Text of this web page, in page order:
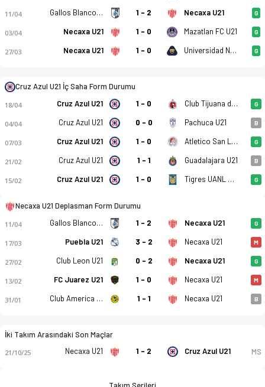
Cruz Azul U21 - Necaxa U21 3-1 bitti. Gol anları, kadro,
11/04 Gallos Blancos de Queretaro U21 1 - 2 Necaxa U21 G
03/04 Necaxa U21 1 - 0 Mazatlan FC U21 G
27/03 Necaxa U21 1 - 0 Universidad Nacional U21 G
Cruz Azul U21 İç Saha Form Durumu
18/04 Cruz Azul U21 1 - 0 Club Tijuana de Caliente U21 G
04/04 Cruz Azul U21 0 - 0 Pachuca U21 B
07/03 Cruz Azul U21 1 - 0 Atletico San Luis U21 G
21/02 Cruz Azul U21 1 - 1 Guadalajara U21 B
15/02 Cruz Azul U21 1 - 0 Tigres UANL U21 G
Necaxa U21 Deplasman Form Durumu
11/04 Gallos Blancos de Queretaro U21 1 - 2 Necaxa U21 G
17/03 Puebla U21 3 - 2 Necaxa U21 M
27/02 Club Leon U21 0 - 2 Necaxa U21 G
13/02 FC Juarez U21 1 - 0 Necaxa U21 M
31/01 Club America U21 1 - 1 Necaxa U21 B
İki Takım Arasındaki Son Maçlar
21/10/25 Necaxa U21 1 - 2 Cruz Azul U21 MS
Takım Serileri